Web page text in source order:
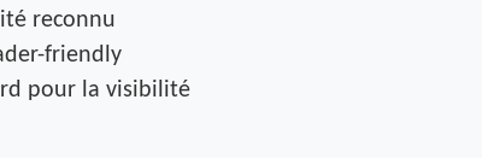
reconnu
friendly
pour la visibilité